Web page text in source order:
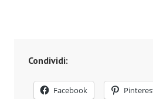
Condividi:
Facebook